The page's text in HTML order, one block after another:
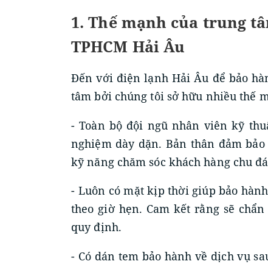
1. Thế mạnh của trung
TPHCM Hải Âu
Đến với điện lạnh Hải Âu để bảo
tâm bởi chúng tôi sở hữu nhiều thế
- Toàn bộ đội ngũ nhân viên kỹ
nghiệm dày dặn. Bản thân đảm
kỹ năng chăm sóc khách hàng chu
- Luôn có mặt kịp thời giúp bảo
theo giờ hẹn. Cam kết rằng sẽ
quy định.
- Có dán tem bảo hành về dịch vụ